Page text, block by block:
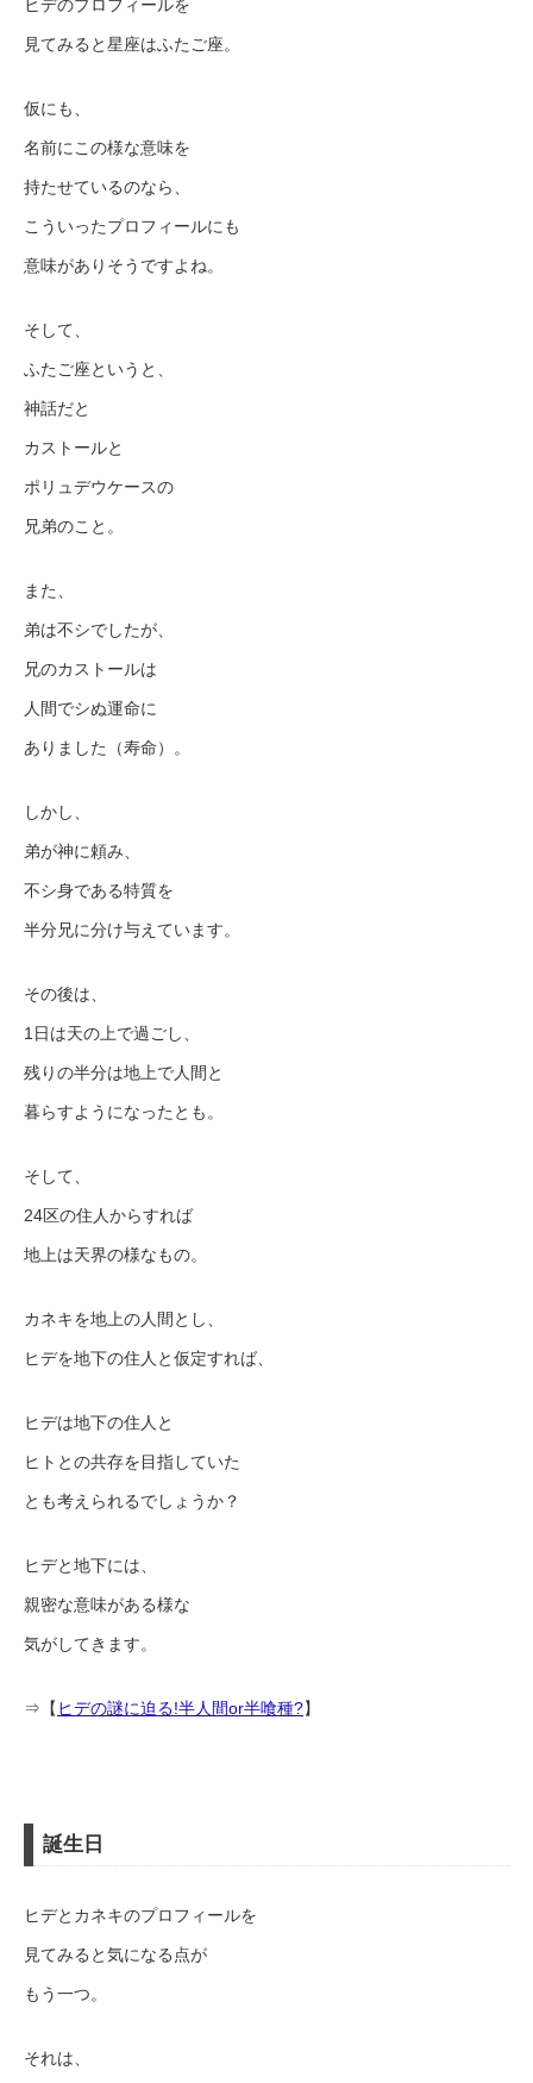
ヒデのプロフィールを
見てみると星座はふたご座。
仮にも、
名前にこの様な意味を
持たせているのなら、
こういったプロフィールにも
意味がありそうですよね。
そして、
ふたご座というと、
神話だと
カストールと
ポリュデウケースの
兄弟のこと。
また、
弟は不シでしたが、
兄のカストールは
人間でシぬ運命に
ありました（寿命）。
しかし、
弟が神に頼み、
不シ身である特質を
半分兄に分け与えています。
その後は、
1日は天の上で過ごし、
残りの半分は地上で人間と
暮らすようになったとも。
そして、
24区の住人からすれば
地上は天界の様なもの。
カネキを地上の人間とし、
ヒデを地下の住人と仮定すれば、
ヒデは地下の住人と
ヒトとの共存を目指していた
とも考えられるでしょうか？
ヒデと地下には、
親密な意味がある様な
気がしてきます。
⇒【 ヒデの謎に迫る!半人間or半喰種?】
誕生日
ヒデとカネキのプロフィールを
見てみると気になる点が
もう一つ。
それは、